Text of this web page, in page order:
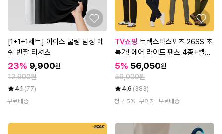
[1+1+1세트] 아이스 쿨링 남성 메
쉬 반팔 티셔츠
23% 9,900원
12,900원
4.1 (77)
무료배송
TV쇼핑
특가! 에어 라이트 팬츠 4종+벨트
1종, 남성
5% 56,050원
59,000원
4.6 (383)
청구 5% 무이자 무료배송